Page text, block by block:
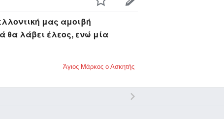
μας αμοιβή
θα λάβει έλεος, ενώ μία
Άγιος Μάρκος ο Ασκητής